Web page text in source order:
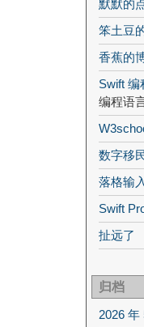
默默的
笨土豆
香蕉的
Swift 编
编程语
数字移
落格输
Swift
扯远了
归档
2026 年